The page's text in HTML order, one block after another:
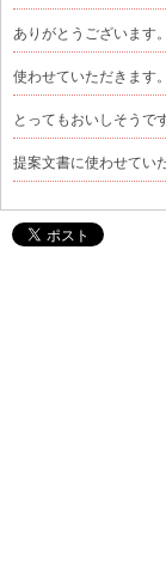
ありがとうございます
使わせていただきます
とってもおいしそうで
提案文書に使わせてい